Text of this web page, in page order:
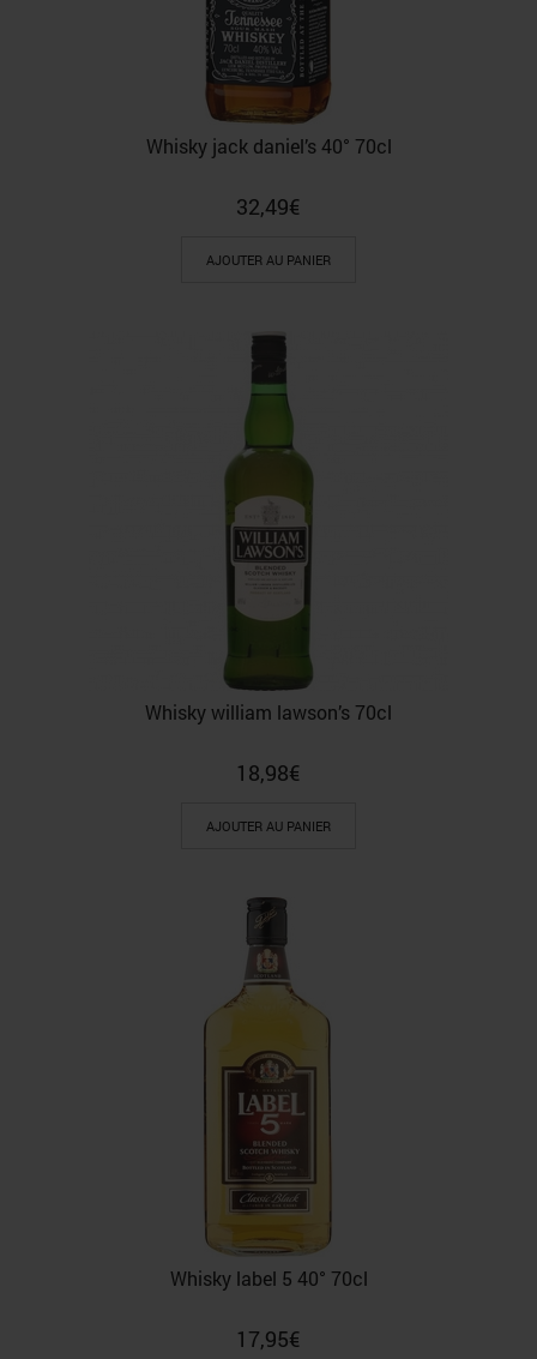
Whisky jack daniel’s 40° 70cl
32,49€
AJOUTER AU PANIER
Whisky william lawson’s 70cl
18,98€
AJOUTER AU PANIER
Whisky label 5 40° 70cl
17,95€